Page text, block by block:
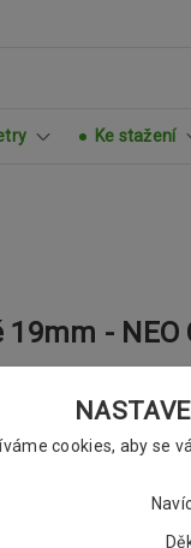
Ke stažení
19mm -
cookies, aby se